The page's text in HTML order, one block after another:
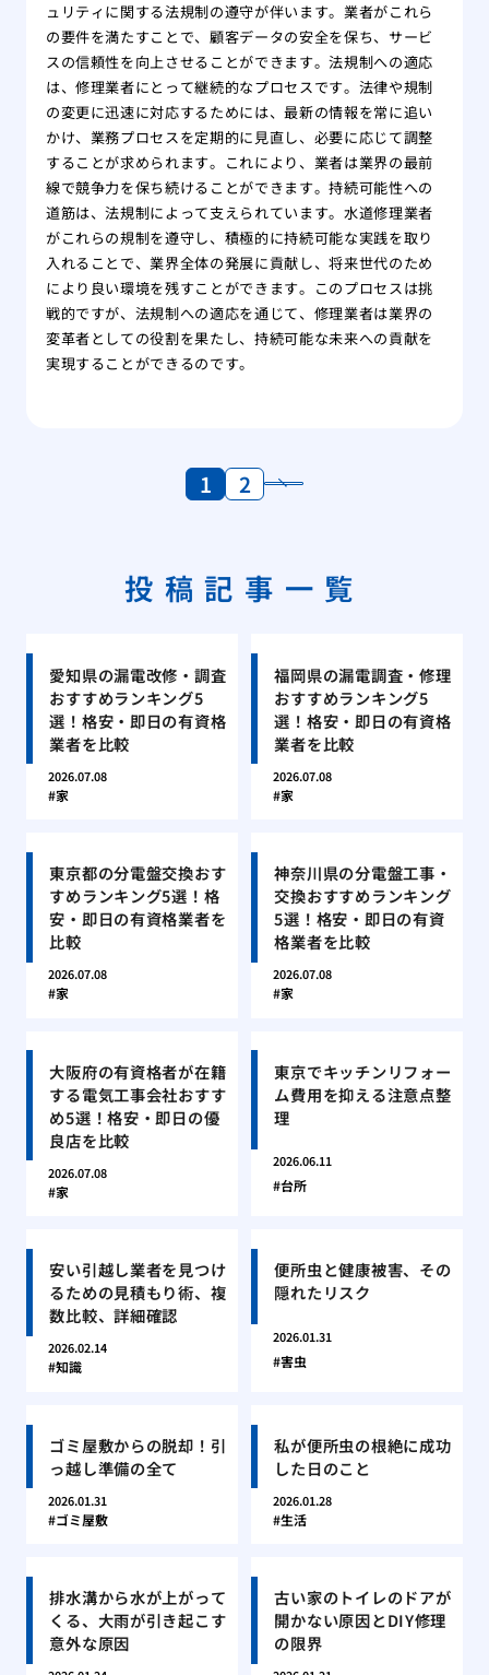
ュリティに関する法規制の遵守が伴います。業者がこれら
の要件を満たすことで、顧客データの安全を保ち、サービ
スの信頼性を向上させることができます。法規制への適応
は、修理業者にとって継続的なプロセスです。法律や規制
の変更に迅速に対応するためには、最新の情報を常に追い
かけ、業務プロセスを定期的に見直し、必要に応じて調整
することが求められます。これにより、業者は業界の最前
線で競争力を保ち続けることができます。持続可能性への
道筋は、法規制によって支えられています。水道修理業者
がこれらの規制を遵守し、積極的に持続可能な実践を取り
入れることで、業界全体の発展に貢献し、将来世代のため
により良い環境を残すことができます。このプロセスは挑
戦的ですが、法規制への適応を通じて、修理業者は業界の
変革者としての役割を果たし、持続可能な未来への貢献を
実現することができるのです。
1 2
投稿記事一覧
愛知県の漏電改修・調査
おすすめランキング5
選！格安・即日の有資格
業者を比較
2026.07.08
家
福岡県の漏電調査・修理
おすすめランキング5
選！格安・即日の有資格
業者を比較
2026.07.08
家
東京都の分電盤交換おす
すめランキング5選！格
安・即日の有資格業者を
比較
2026.07.08
家
神奈川県の分電盤工事・
交換おすすめランキング
5選！格安・即日の有資
格業者を比較
2026.07.08
家
大阪府の有資格者が在籍
する電気工事会社おすす
め5選！格安・即日の優
良店を比較
2026.07.08
家
東京でキッチンリフォー
ム費用を抑える注意点整
理
2026.06.11
台所
安い引越し業者を見つけ
るための見積もり術、複
数比較、詳細確認
2026.02.14
知識
便所虫と健康被害、その
隠れたリスク
2026.01.31
害虫
ゴミ屋敷からの脱却！引
っ越し準備の全て
2026.01.31
ゴミ屋敷
私が便所虫の根絶に成功
した日のこと
2026.01.28
生活
排水溝から水が上がって
くる、大雨が引き起こす
意外な原因
古い家のトイレのドアが
開かない原因とDIY修理
の限界